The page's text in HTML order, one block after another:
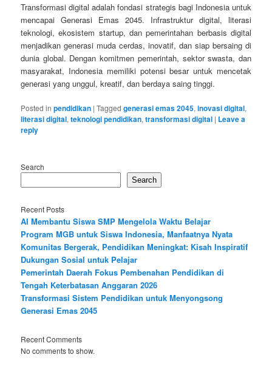
Transformasi digital adalah fondasi strategis bagi Indonesia untuk
mencapai Generasi Emas 2045. Infrastruktur digital, literasi
teknologi, ekosistem startup, dan pemerintahan berbasis digital
menjadikan generasi muda cerdas, inovatif, dan siap bersaing di
dunia global. Dengan komitmen pemerintah, sektor swasta, dan
masyarakat, Indonesia memiliki potensi besar untuk mencetak
generasi yang unggul, kreatif, dan berdaya saing tinggi.
Posted in pendidikan |Tagged generasi emas 2045,inovasi digital,
literasi digital,teknologi pendidikan,transformasi digital | Leave a
reply
Search
Search
Recent Posts
AI Membantu Siswa SMP Mengelola Waktu Belajar
Program MGB untuk Siswa Indonesia, Manfaatnya Nyata
Komunitas Bergerak, Pendidikan Meningkat: Kisah Inspiratif
Dukungan Sosial untuk Pelajar
Pemerintah Daerah Fokus Pembenahan Pendidikan di
Tengah Keterbatasan Anggaran 2026
Transformasi Sistem Pendidikan untuk Menyongsong
Generasi Emas 2045
Recent Comments
No comments to show.